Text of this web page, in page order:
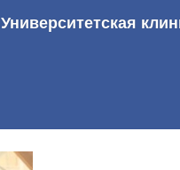
Университетская